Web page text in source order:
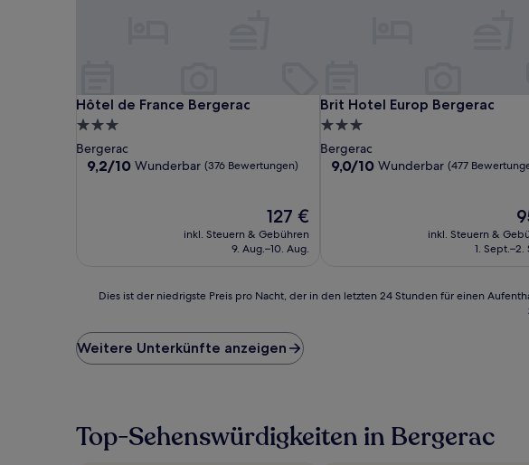
Hôtel de France Bergerac
Hôtel de France Bergerac
3.0-
Sterne-
Unterkunft
Bergerac
9.2
9,2/10 Wunderbar (376 Bewertungen)
Der
Preis
beträgt
127 €
inkl. Steuern & Gebühren
9. Aug.–10. Aug.
Brit Hotel Europ Bergerac
Brit Hotel Europ Bergerac
3.0-
Sterne-
Unterkunft
Bergerac
9.0
9,0/10 Wunderbar (477
inkl. Steuern &
1. Sept.–2.
der
niedrigste
Preis
in
den
Dies ist der niedrigste Preis pro Nacht, der in den letzten 24 Stunden für einen
Weitere Unterkünfte anzeigen
Top-Sehenswürdigkeiten in Bergerac